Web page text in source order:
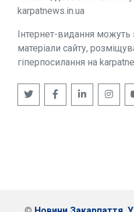
karpatnews.in.ua
Інтернет-видання можуть
матеріали сайту,
гіперпосилання на